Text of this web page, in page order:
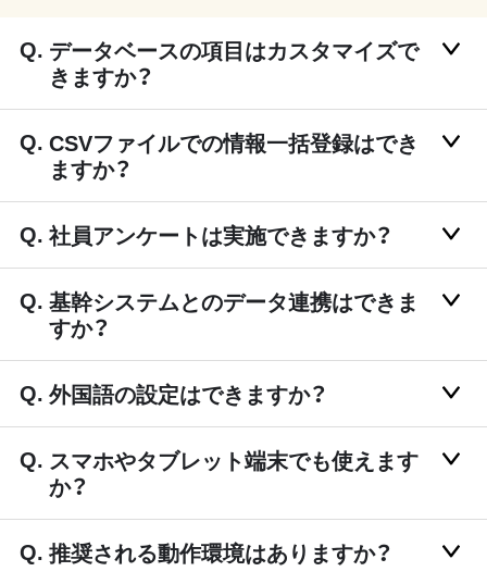
データベースの項目はカスタマイズで
きますか？
CSVファイルでの情報一括登録はでき
ますか？
社員アンケートは実施できますか？
基幹システムとのデータ連携はできま
すか？
外国語の設定はできますか？
スマホやタブレット端末でも使えます
か？
推奨される動作環境はありますか？